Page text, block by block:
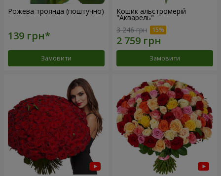
Рожева троянда (поштучно)
Замовити
Кошик альстромерій
"Акварель"
3 246 грн
Замовити